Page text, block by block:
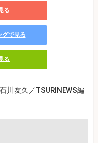
る
グで見る
る
川友久／TSURINEWS編